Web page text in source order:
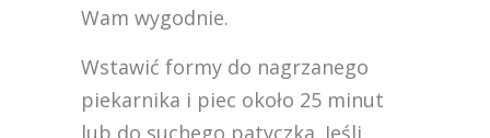
Wam wygodnie.
Wstawić formy do nagrzanego
piekarnika i piec około 25 minut
lub do suchego patyczka. Jeśli